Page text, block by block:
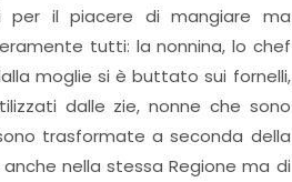
per il piacere di mangiare ma
tutti: la nonnina, lo chef
moglie si è buttato sui fornelli,
dalle zie, nonne che sono
trasformate a seconda della
nella stessa Regione ma di